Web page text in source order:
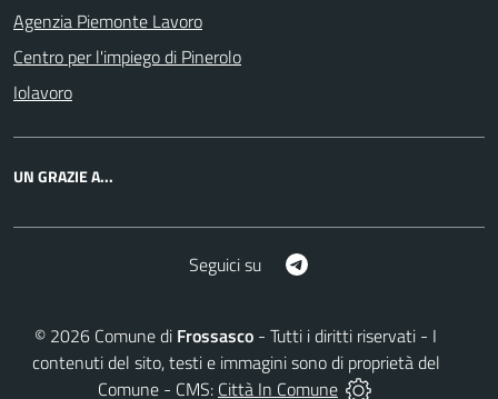
Agenzia Piemonte Lavoro
Centro per l'impiego di Pinerolo
Iolavoro
UN GRAZIE A...
Seguici su
© 2026 Comune di Frossasco - Tutti i diritti riservati - I
contenuti del sito, testi e immagini sono di proprietà del
Comune - CMS: Città In Comune